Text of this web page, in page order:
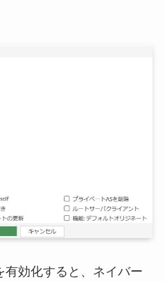
有効化すると、ネイバー